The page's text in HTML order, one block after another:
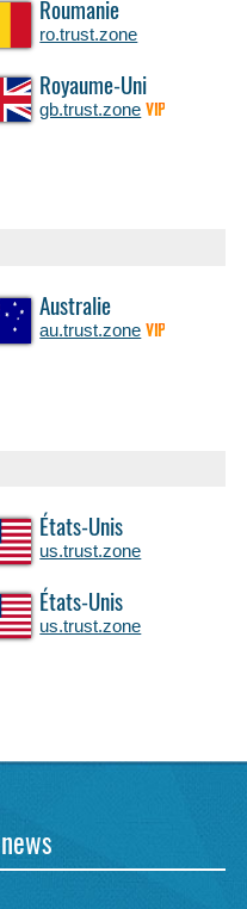
Roumanie
ro.trust.zone
Royaume-Uni
gb.trust.zone VIP
Australie
au.trust.zone VIP
États-Unis
us.trust.zone
États-Unis
us.trust.zone